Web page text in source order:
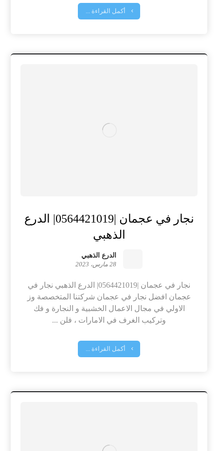
أكمل القراءة ...
نجار في عجمان |0564421019| الدرع
الذهبي
الدرع الذهبي
28 مارس، 2023
نجار في عجمان |0564421019| الدرع الذهبي نجار في
عجمان افضل نجار في عجمان شركتنا المتخصصة وز
الاولي في مجال الاعمال الخشبية و النجارة و فك
وتركيب الغرف في الامارات ، فلن ...
أكمل القراءة ...